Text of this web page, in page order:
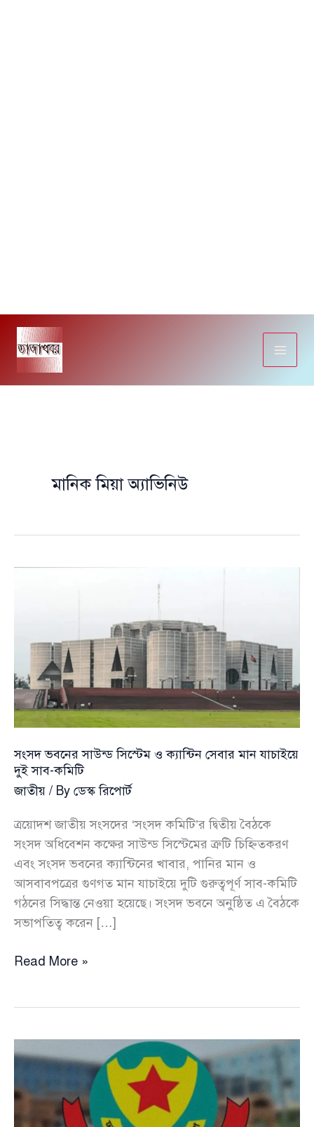
Skip
content
মানিক মিয়া অ্যাভিনিউ
সংসদ ভবনের সাউন্ড সিস্টেম ও ক্যান্টিন সেবার মান যাচাইয়ে
দুই সাব-কমিটি
জাতীয় / By ডেস্ক রিপোর্ট
ত্রয়োদশ জাতীয় সংসদের ‘সংসদ কমিটি’র দ্বিতীয় বৈঠকে
সংসদ অধিবেশন কক্ষের সাউন্ড সিস্টেমের ত্রুটি চিহ্নিতকরণ
এবং সংসদ ভবনের ক্যান্টিনের খাবার, পানির মান ও
আসবাবপত্রের গুণগত মান যাচাইয়ে দুটি গুরুত্বপূর্ণ সাব-কমিটি
গঠনের সিদ্ধান্ত নেওয়া হয়েছে। সংসদ ভবনে অনুষ্ঠিত এ বৈঠকে
সভাপতিত্ব করেন […]
সংসদ
ও
ক্যান্টিন
মান
যাচাইয়ে
Read More »